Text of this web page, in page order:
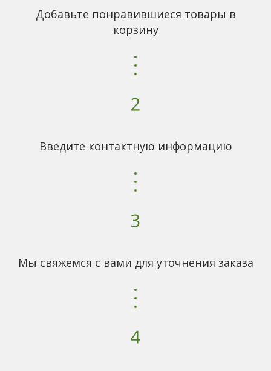
Добавьте понравившиеся товары в
корзину
Введите контактную информацию
Мы свяжемся с вами для уточнения заказа